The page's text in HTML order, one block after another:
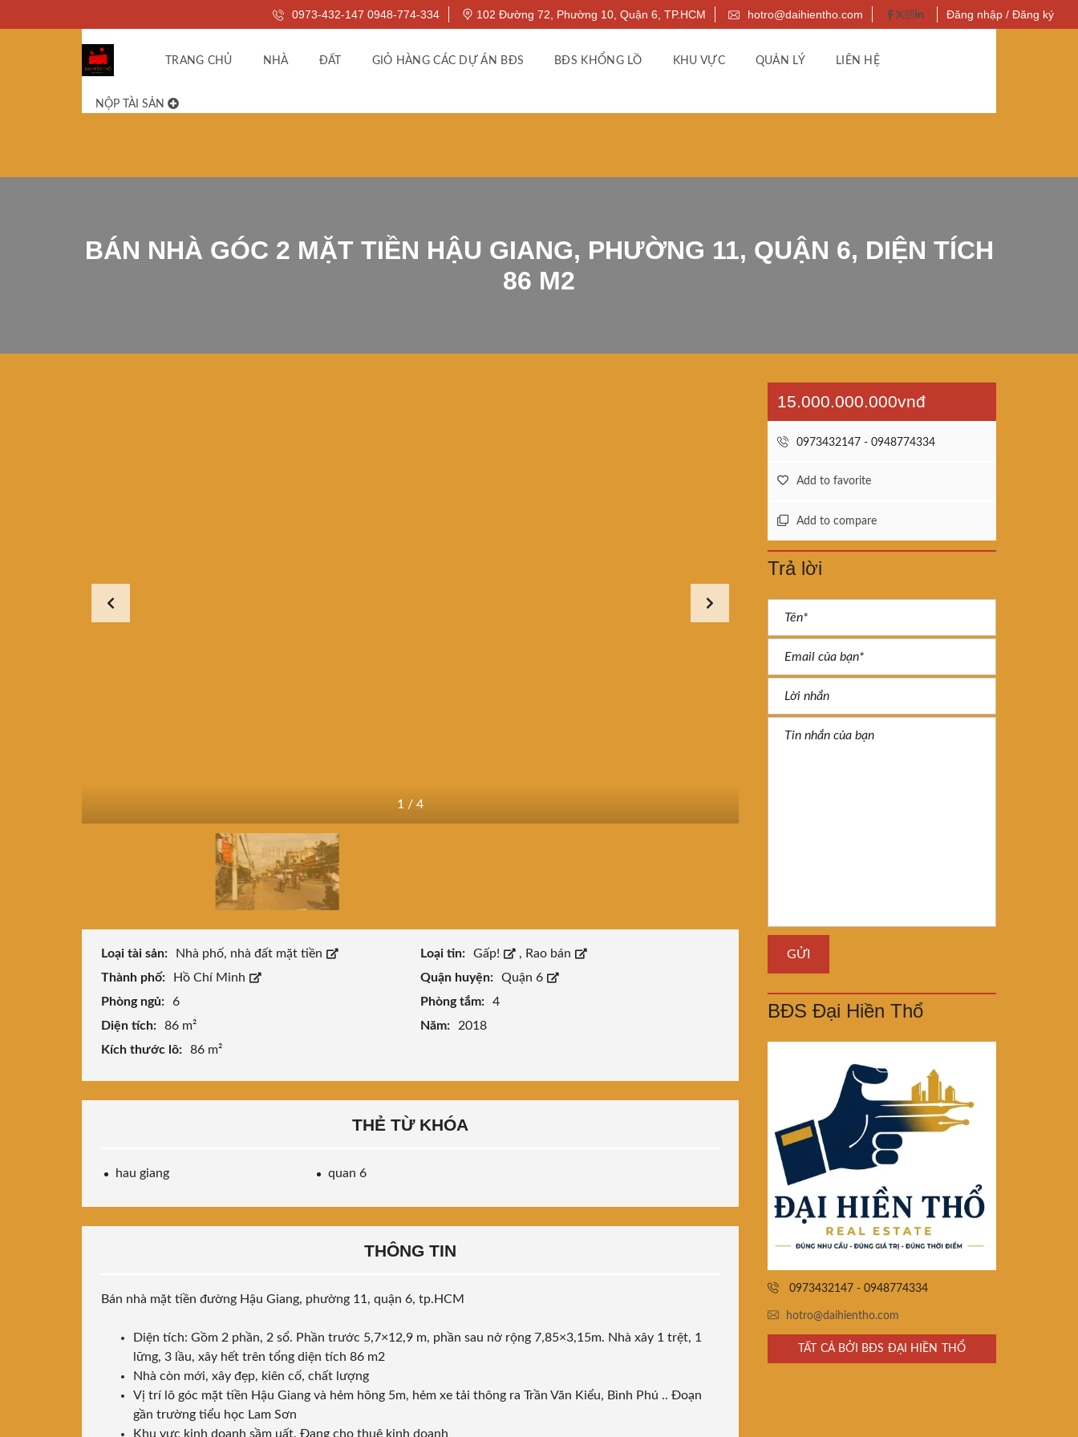
0973-432-147 0948-774-334 102 Đường 72, Phường 10, Quận 6, TP.HCM hotro@daihientho.com Đăng nhập / Đăng ký
TRANG CHỦ NHÀ ĐẤT GIỎ HÀNG CÁC DỰ ÁN BĐS BĐS KHỔNG LỒ KHU VỰC QUẢN LÝ LIÊN HỆ
NỘP TÀI SẢN
BÁN NHÀ GÓC 2 MẶT TIỀN HẬU GIANG, PHƯỜNG 11, QUẬN 6, DIỆN TÍCH
86 M2
1 / 4
Loại tài sản: Nhà phố, nhà đất mặt tiền Loại tin: Gấp! , Rao bán
Thành phố:
Hồ Chí Minh Quận huyện:
Quận 6
Phòng ngủ:
6 Phòng tắm:
4
Diện tích:
86 m² Năm:
2018
Kích thước lô:
86 m²
THẺ TỪ KHÓA
hau giang quan 6
THÔNG TIN
Bán nhà mặt tiền đường Hậu Giang, phường 11, quận 6, tp.HCM
Diện tích: Gồm 2 phần, 2 sổ. Phần trước 5,7×12,9 m, phần sau nở rộng 7,85×3,15m. Nhà xây 1 trệt, 1
lững, 3 lầu, xây hết trên tổng diện tích 86 m2
Nhà còn mới, xây đẹp, kiên cố, chất lượng
Vị trí lô góc mặt tiền Hậu Giang và hẻm hông 5m, hẻm xe tải thông ra Trần Văn Kiểu, Bình Phú .. Đoạn
gần trường tiểu học Lam Sơn
Khu vực kinh doanh sầm uất. Đang cho thuê kinh doanh
15.000.000.000vnđ
0973432147 - 0948774334
Add to favorite
Add to compare
Trả lời
BĐS Đại Hiền Thổ
0973432147 - 0948774334
hotro@daihientho.com
TẤT CẢ BỞI BĐS ĐẠI HIỀN THỔ